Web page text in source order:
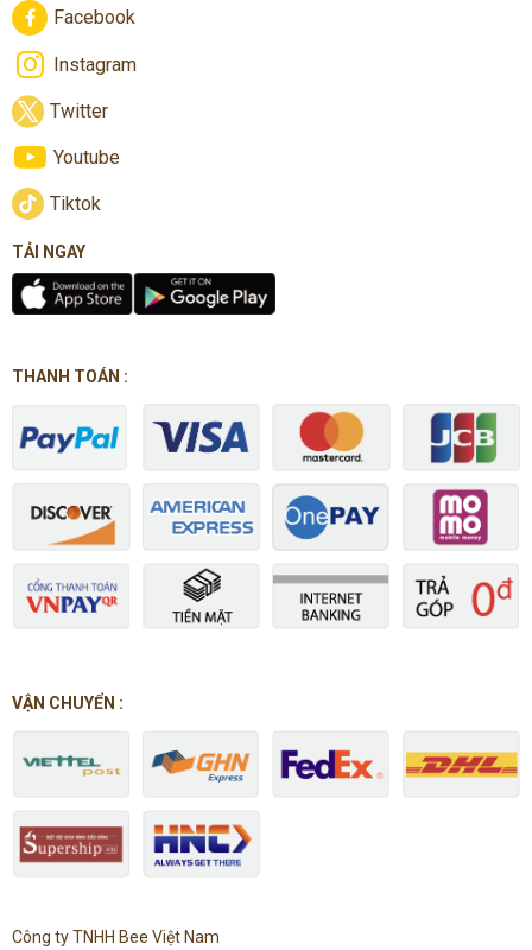
Facebook
Instagram
Twitter
Youtube
Tiktok
TẢI NGAY
THANH TOÁN :
VẬN CHUYỂN :
Công ty TNHH Bee Việt Nam